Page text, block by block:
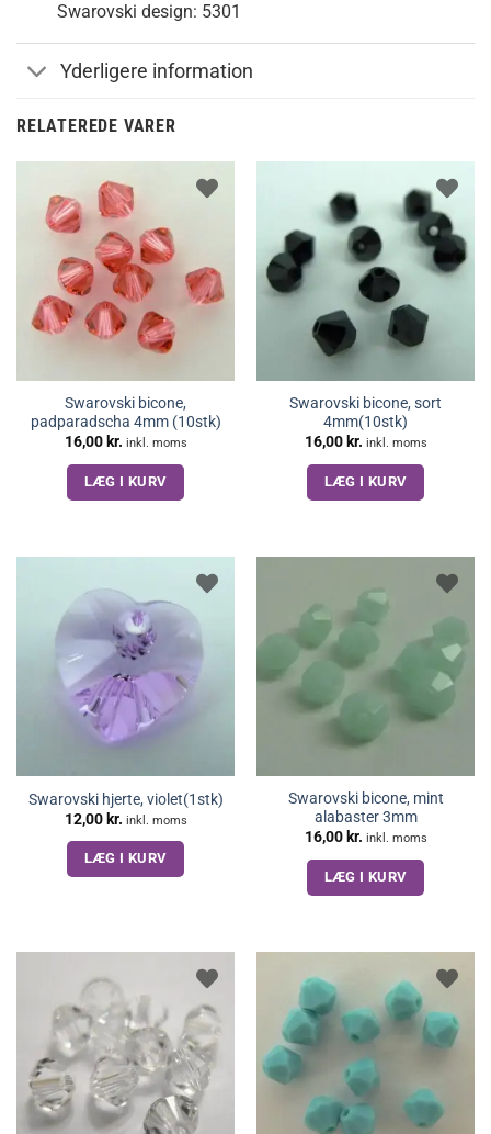
Swarovski design: 5301
Yderligere information
RELATEREDE VARER
Swarovski bicone,
padparadscha 4mm (10stk)
16,00 kr. inkl. moms
LÆG I KURV
Swarovski bicone, sort
4mm(10stk)
16,00 kr. inkl. moms
LÆG I KURV
Swarovski hjerte, violet(1stk)
12,00 kr. inkl. moms
LÆG I KURV
Swarovski bicone, mint
alabaster 3mm
16,00 kr. inkl. moms
LÆG I KURV